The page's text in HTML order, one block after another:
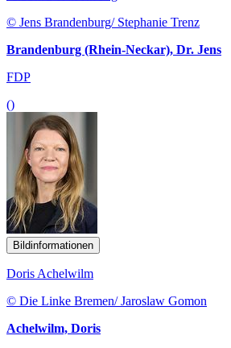
© Jens Brandenburg/ Stephanie Trenz
Brandenburg (Rhein-Neckar), Dr. Jens
FDP
()
Bildinformationen
Doris Achelwilm
© Die Linke Bremen/ Jaroslaw Gomon
Achelwilm, Doris